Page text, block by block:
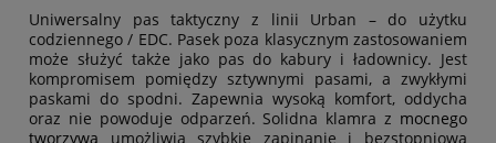
Uniwersalny pas taktyczny z linii Urban – do użytku
codziennego / EDC. Pasek poza klasycznym zastosowaniem
może służyć także jako pas do kabury i ładownicy. Jest
kompromisem pomiędzy sztywnymi pasami, a zwykłymi
paskami do spodni. Zapewnia wysoką komfort, oddycha
oraz nie powoduje odparzeń. Solidna klamra z mocnego
tworzywa umożliwia szybkie zapinanie i bezstopniową